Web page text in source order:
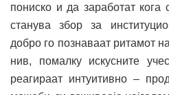
пониско и да заработат кога
станува збор за
добро го познаваат ритамот
нив, помалку искусните
реагираат интуитивно –